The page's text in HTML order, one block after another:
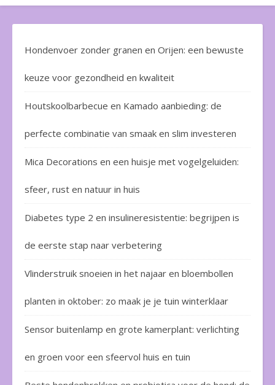
Hondenvoer zonder granen en Orijen: een bewuste
keuze voor gezondheid en kwaliteit
Houtskoolbarbecue en Kamado aanbieding: de
perfecte combinatie van smaak en slim investeren
Mica Decorations en een huisje met vogelgeluiden:
sfeer, rust en natuur in huis
Diabetes type 2 en insulineresistentie: begrijpen is
de eerste stap naar verbetering
Vlinderstruik snoeien in het najaar en bloembollen
planten in oktober: zo maak je je tuin winterklaar
Sensor buitenlamp en grote kamerplant: verlichting
en groen voor een sfeervol huis en tuin